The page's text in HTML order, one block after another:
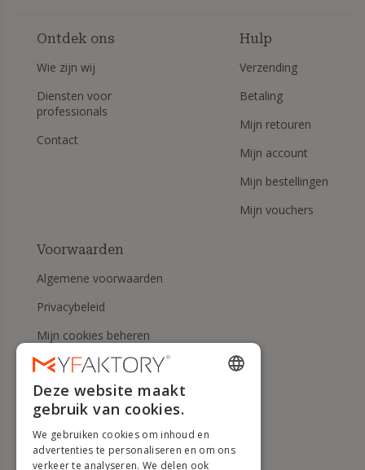
Ontdek ons
Wie zijn wij
Diensten voor
professionals
Contact
Hulp
Verzending
Betaling
Mijn retouren
Mijn account
Mijn bestellingen
Mijn vouchers
Voorwaarden
Algemene voorwaarden
Privacybeleid
Mijn cookies beheren
Herroepingsrecht en
Hulp
DUTCH
Deze website maakt
gebruik van cookies.
We gebruiken cookies om inhoud en
advertenties te personaliseren en om ons
verkeer te analyseren. We delen ook